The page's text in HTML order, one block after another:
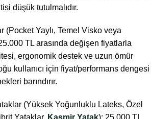
düşük tutulmalıdır.
(Pocket Yaylı, Temel Visko veya
TL arasında değişen fiyatlarla
ergonomik destek ve uzun ömür
kullanıcı için fiyat/performans dengesi
barındırır.
(Yüksek Yoğunluklu Lateks, Özel
Yataklar, Kaşmir Yatak): 25.000 TL